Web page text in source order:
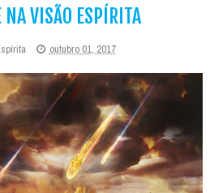
NA VISÃO ESPÍRITA
outubro 01, 2017